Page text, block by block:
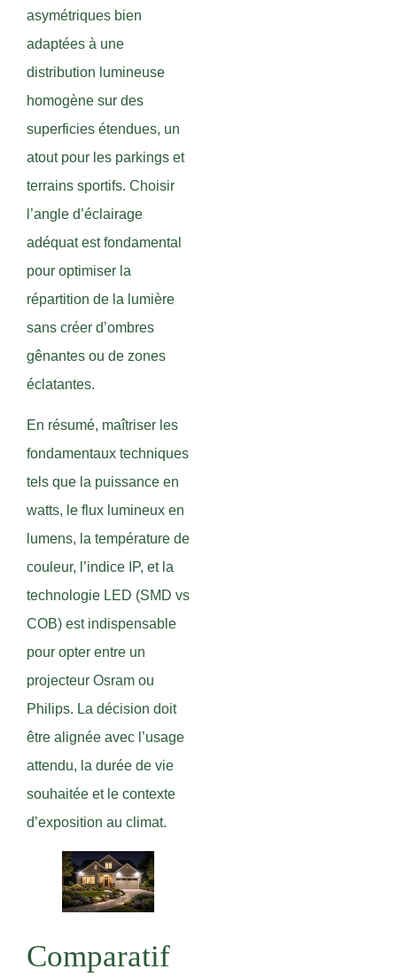
asymétriques bien
adaptées à une
distribution lumineuse
homogène sur des
superficies étendues, un
atout pour les parkings et
terrains sportifs. Choisir
l’angle d’éclairage
adéquat est fondamental
pour optimiser la
répartition de la lumière
sans créer d’ombres
gênantes ou de zones
éclatantes.
En résumé, maîtriser les
fondamentaux techniques
tels que la puissance en
watts, le flux lumineux en
lumens, la température de
couleur, l’indice IP, et la
technologie LED (SMD vs
COB) est indispensable
pour opter entre un
projecteur Osram ou
Philips. La décision doit
être alignée avec l’usage
attendu, la durée de vie
souhaitée et le contexte
d’exposition au climat.
Comparatif